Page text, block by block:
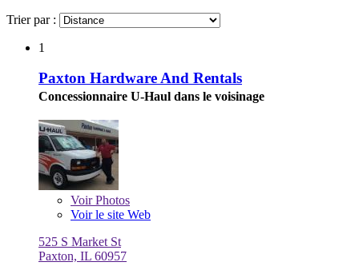
Trier par :
1
Paxton Hardware And Rentals
Concessionnaire U-Haul dans le voisinage
VoirPhotos
Voir le site Web
525 S Market St
Paxton, IL 60957